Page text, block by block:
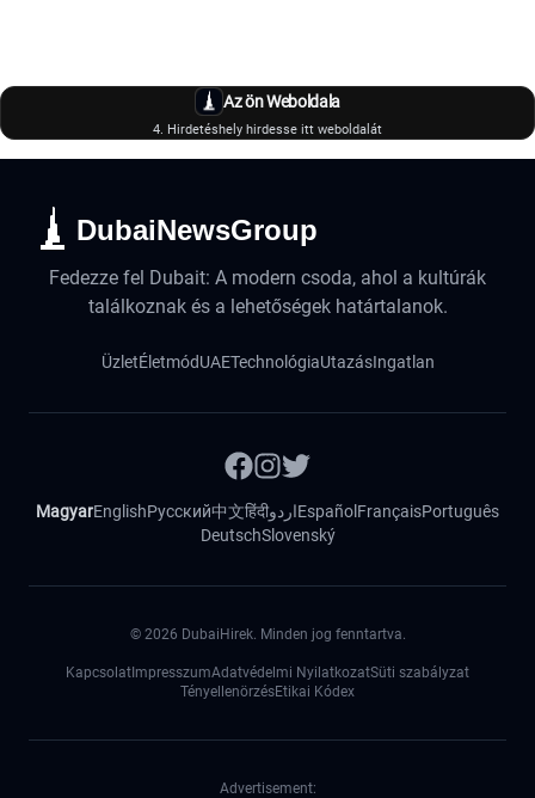
Az ön Weboldala
4. Hirdetéshely hirdesse itt weboldalát
DubaiNewsGroup
Fedezze fel Dubait: A modern csoda, ahol a kultúrák
találkoznak és a lehetőségek határtalanok.
ÜzletÉletmódUAETechnológiaUtazásIngatlan
MagyarEnglishРусский中文हिंदीاردوEspañol FrançaisPortuguês
DeutschSlovenský
© 2026 DubaiHirek. Minden jog fenntartva.
Kapcsolat ImpresszumAdatvédelmi NyilatkozatSüti szabályzat
TényellenörzésEtikai Kódex
Advertisement: